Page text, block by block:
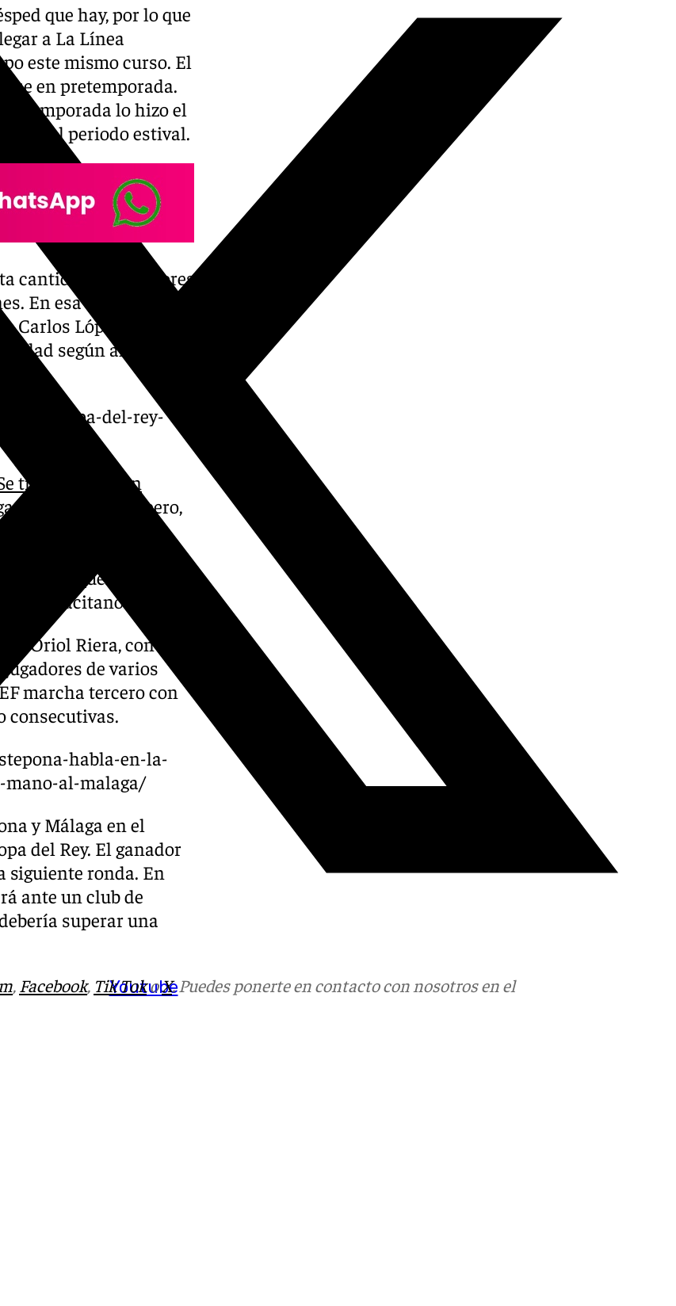
Youtube
que hay, por lo que
a La Línea
este mismo curso. El
en pretemporada.
temporada lo hizo el
en el periodo estival.
cantidad de jugadores
En esa terna hay
Carlos López. El
según afirmó el
para-copa-del-rey-
trata de Ramón
en el duelo copero,
del granadino.
porque creo que
una pequeña
malacitanos.
Oriol Riera, con
de varios
marcha tercero con
consecutivas.
habla-en-la-
mano-al-malaga/
y Málaga en el
del Rey. El ganador
siguiente ronda. En
ante un club de
superar una
, Facebook, Tik TokoX. Puedes ponerte en contacto con nosotros en el